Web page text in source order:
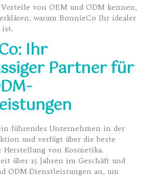
von OEM und ODM kennen,
warum BonnieCo Ihr idealer
ist.
Ihr
Partner für
führendes Unternehmen in der
und verfügt über die beste
Herstellung von Kosmetika.
über 15 Jahren im Geschäft und
ODM-Dienstleistungen an, um